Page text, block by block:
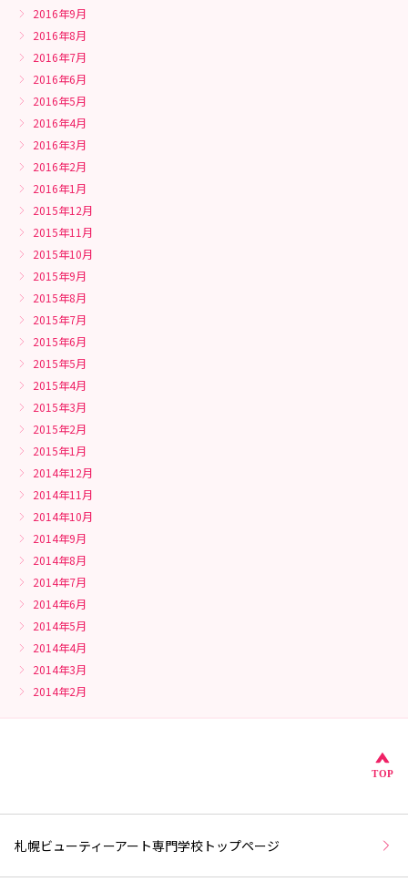
2016年9月
2016年8月
2016年7月
2016年6月
2016年5月
2016年4月
2016年3月
2016年2月
2016年1月
2015年12月
2015年11月
2015年10月
2015年9月
2015年8月
2015年7月
2015年6月
2015年5月
2015年4月
2015年3月
2015年2月
2015年1月
2014年12月
2014年11月
2014年10月
2014年9月
2014年8月
2014年7月
2014年6月
2014年5月
2014年4月
2014年3月
2014年2月
こ
TOP
札幌ビューティーアート専門学校トップページ